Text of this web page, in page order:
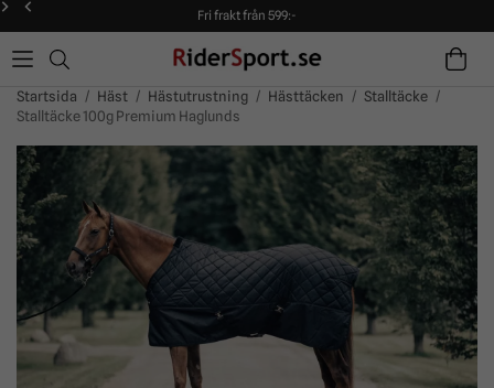
Fri frakt från 599:-
Alltid snabba leveranser!
Fri frakt från 599:-
Startsida / Häst / Hästutrustning / Hästtäcken / Stalltäcke /
Stalltäcke 100g Premium Haglunds